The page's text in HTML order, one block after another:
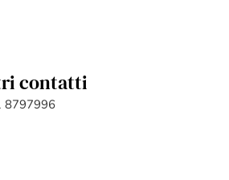
contatti
8797996